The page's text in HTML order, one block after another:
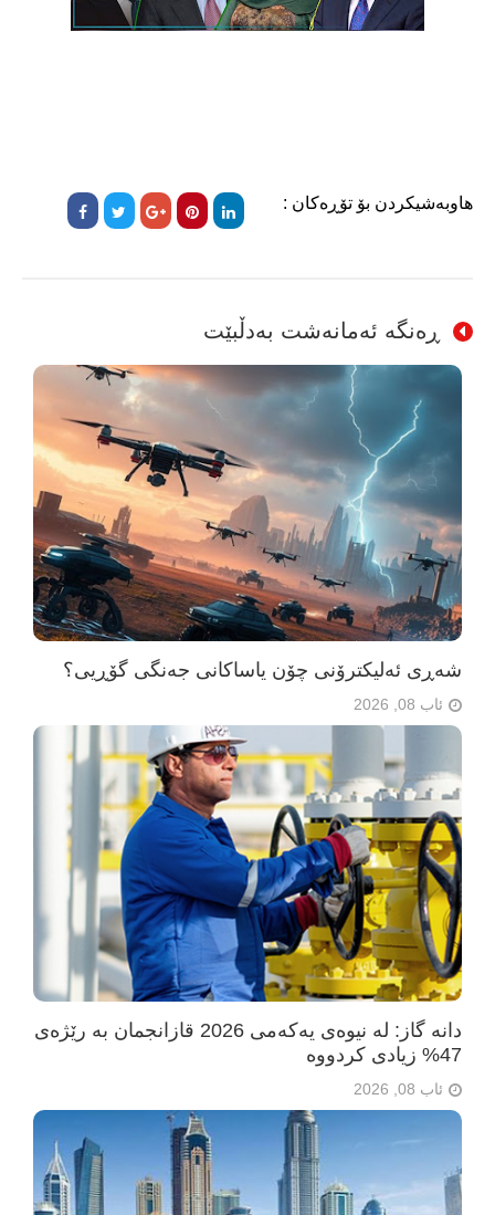
هاوبەشیکردن بۆ تۆڕەکان :
ڕەنگە ئەمانەشت بەدڵبێت
شەڕی ئەلیکترۆنی چۆن یاساکانی جەنگی گۆڕیی؟
ئاب 08, 2026
دانە گاز: لە نیوەی یەکەمی 2026 قازانجمان بە رێژەی
47% زیادی کردووە
ئاب 08, 2026